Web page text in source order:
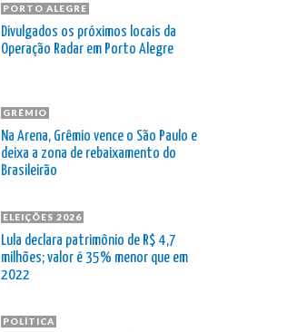
PORTO ALEGRE
Divulgados os próximos locais da
Operação Radar em Porto Alegre
GRÊMIO
Na Arena, Grêmio vence o São Paulo e
deixa a zona de rebaixamento do
Brasileirão
ELEIÇÕES 2026
Lula declara patrimônio de R$ 4,7
milhões; valor é 35% menor que em
2022
POLÍTICA